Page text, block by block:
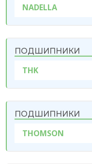
NADELLA
ПОДШИПНИКИ
THK
ПОДШИПНИКИ
THOMSON